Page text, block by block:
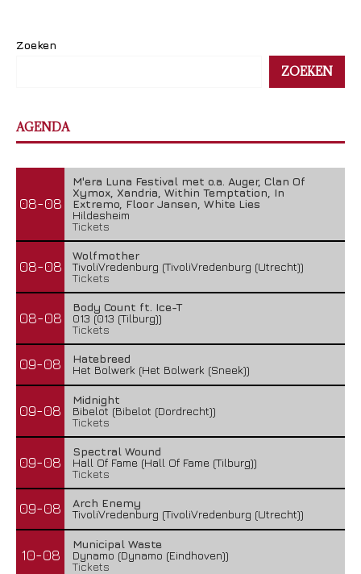
Zoeken
ZOEKEN
AGENDA
08-08
M'era Luna Festival met o.a. Auger, Clan Of
Xymox, Xandria, Within Temptation, In
Extremo, Floor Jansen, White Lies
Hildesheim
Tickets
08-08
Wolfmother
TivoliVredenburg (TivoliVredenburg (Utrecht))
Tickets
08-08
Body Count ft. Ice-T
013 (013 (Tilburg))
Tickets
09-08
Hatebreed
Het Bolwerk (Het Bolwerk (Sneek))
09-08
Midnight
Bibelot (Bibelot (Dordrecht))
Tickets
09-08
Spectral Wound
Hall Of Fame (Hall Of Fame (Tilburg))
Tickets
09-08
Arch Enemy
TivoliVredenburg (TivoliVredenburg (Utrecht))
10-08
Municipal Waste
Dynamo (Dynamo (Eindhoven))
Tickets